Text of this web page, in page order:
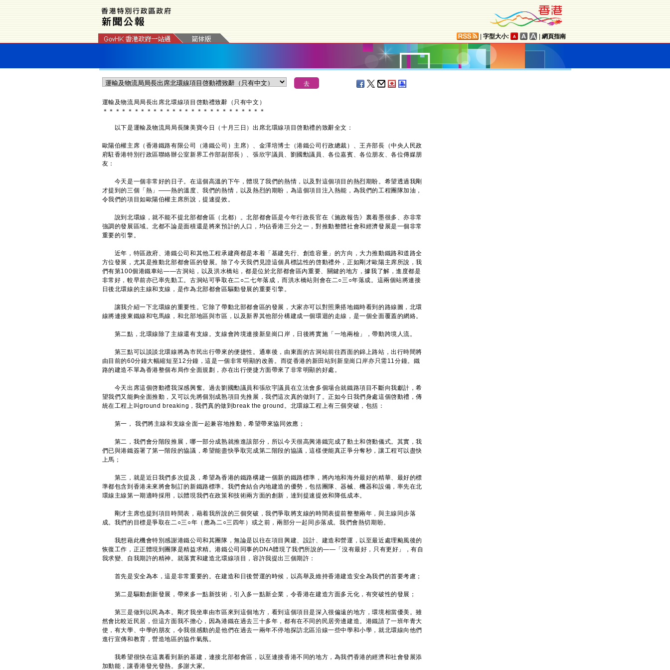
字型大小: 網頁指南
運輸及物流局局長出席北環線項目啓動禮致辭（只有中文）
＊ ＊ ＊ ＊ ＊ ＊ ＊ ＊ ＊ ＊ ＊ ＊ ＊ ＊ ＊ ＊ ＊ ＊ ＊ ＊ ＊ ＊ ＊ ＊ ＊ ＊
以下是運輸及物流局局長陳美寶今日（十月三日）出席北環線項目啓動禮的致辭全文：
歐陽伯權主席（香港鐵路有限公司（港鐵公司）主席）、金澤培博士（港鐵公司行政總裁）、王卉部長（中央人民政
府駐香港特別行政區聯絡辦公室新界工作部副部長）、張欣宇議員、劉國勳議員、各位嘉賓、各位朋友、各位傳媒朋
友：
今天是一個非常好的日子。在這個高溫的下午，體現了我們的熱情，以及對這個項目的熱烈期盼。希望透過我剛
才提到的三個「熱」——熱的溫度、我們的熱情，以及熱烈的期盼，為這個項目注入熱能，為我們的工程團隊加油，
令我們的項目如歐陽伯權主席所說，提速提效。
說到北環線，就不能不提北部都會區（北都）。北部都會區是今年行政長官在《施政報告》裏着墨很多、亦非常
強調的發展區域。北都不論是面積還是將來預計的人口，均佔香港三分之一，對推動整體社會和經濟發展是一個非常
重要的引擎。
近年，特區政府、港鐵公司和其他工程承建商都是本着「基建先行、創造容量」的方向，大力推動鐵路和道路全
方位發展，尤其是推動北部都會區的發展。除了今天我們見證這個具標誌性的啓動禮外，正如剛才歐陽主席所說，我
們有第100個港鐵車站——古洞站，以及洪水橋站，都是位於北部都會區內重要、關鍵的地方，據我了解，進度都是
非常好，較早前亦已率先動工。古洞站可爭取在二○二七年落成，而洪水橋站則會在二○三○年落成。這兩個站將連接
日後北環線的主線和支線，是作為北部都會區驅動發展的重要引擎。
讓我介紹一下北環線的重要性。它除了帶動北部都會區的發展，大家亦可以對照乘搭地鐵時看到的路線圖，北環
線將連接東鐵線和屯馬線，和北部地區與市區，以及新界其他部分構建成一個環迴的走線，是一個全面覆蓋的網絡。
第二點，北環線除了主線還有支線。支線會跨境連接新皇崗口岸，日後將實施「一地兩檢」，帶動跨境人流。
第三點可以談談北環線將為市民出行帶來的便捷性。通車後，由東面的古洞站前往西面的錦上路站，出行時間將
由目前的60分鐘大幅縮短至12分鐘，這是一個非常明顯的改善。而從香港的新田站到新皇崗口岸亦只需11分鐘。鐵
路的建造不單為香港整個布局作全面規劃，亦在出行便捷方面帶來了非常明顯的好處。
今天出席這個啓動禮我深感興奮。過去劉國勳議員和張欣宇議員在立法會多個場合就鐵路項目不斷向我獻計，希
望我們又能夠全面推動，又可以先將個別成熟項目先推展，我們這次真的做到了。正如今日我們身處這個啓動禮，傳
統在工程上叫ground breaking，我們真的做到break the ground。北環線工程上有三個突破，包括：
第一， 我們將主線和支線全面一起兼容地推動，希望帶來協同效應；
第二，我們會分階段推展，哪一部分成熟就推進該部分，所以今天很高興港鐵完成了動土和啓動儀式。其實，我
們已與港鐵簽署了第一階段的協議，希望能盡快爭取完成第二階段的協議，這樣便能真正爭分奪秒，讓工程可以盡快
上馬；
第三，就是近日我們多次提及，希望為香港的鐵路構建一個新的鐵路標準，將內地和海外最好的精華、最好的標
準都包含到香港未來將會制訂的新鐵路標準。我們會結合內地建造的優勢，包括團隊、器械、機器和設備，率先在北
環線主線第一期適時採用，以體現我們在政策和技術兩方面的創新，達到提速提效和降低成本。
剛才主席也提到項目時間表，藉着我所說的三個突破，我們爭取將支線的時間表提前整整兩年，與主線同步落
成。我們的目標是爭取在二○三○年（應為二○三四年）或之前，兩部分一起同步落成。我們會熱切期盼。
我想藉此機會特別感謝港鐵公司和其團隊，無論是以往在項目興建、設計、建造和營運，以至最近處理颱風後的
恢復工作，正正體現到團隊是精益求精。港鐵公司同事的DNA體現了我們所說的——「沒有最好，只有更好」，有自
我求變、自我期許的精神。就落實和建造北環線項目，容許我提出三個期許：
首先是安全為本，這是非常重要的。在建造和日後營運的時候，以高舉及維持香港建造安全為我們的首要考慮；
第二是驅動創新發展，帶來多一點新技術，引入多一點新企業，令香港在建造方面多元化，有突破性的發展；
第三是做到以民為本。剛才我坐車由市區來到這個地方，看到這個項目是深入很偏遠的地方，環境相當優美。雖
然會比較近民居，但這方面我不擔心，因為港鐵在過去三十多年，都有在不同的民居旁邊建造。港鐵請了一班年青大
使，有大學、中學的朋友，令我很感動的是他們在過去一兩年不停地探訪北區沿線一些中學和小學，就北環線向他們
進行宣傳和教育，營造地區的協作氣氛。
我希望很快在這裏看到新的基建，連接北部都會區，以至連接香港不同的地方，為我們香港的經濟和社會發展添
加動能，讓香港發光發熱。多謝大家。